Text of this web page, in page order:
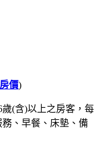
價)
(含)以上之房客，每
、早餐、床墊、備